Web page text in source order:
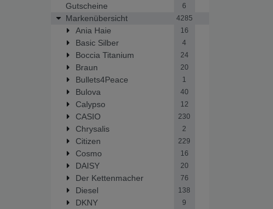
Gutscheine 6
Markenübersicht 4285
Ania Haie 16
Basic Silber 4
Boccia Titanium 24
Braun 20
Bullets4Peace 1
Bulova 40
Calypso 12
CASIO 230
Chrysalis 2
Citizen 229
Cosmo 16
DAISY 20
Der Kettenmacher 76
Diesel 138
DKNY 9